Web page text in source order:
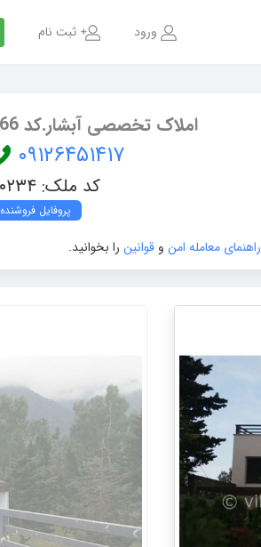
ورود ثبت نام
املاک تخصصی آبشار.کد 466
۰۹۱۲۶۴۵۱۴۱۷
کد ملک: ۴۰۲۳۴
پروفایل فروشنده
راهنمای معامله امن و قوانین را بخوانید.